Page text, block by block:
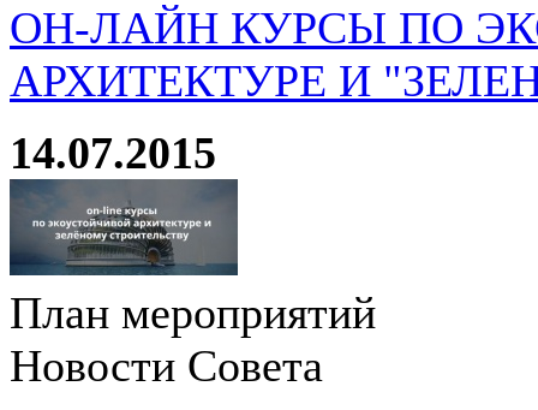
ОН-ЛАЙН КУРСЫ ПО
АРХИТЕКТУРЕ И
14.07.2015
План мероприятий
Новости Совета